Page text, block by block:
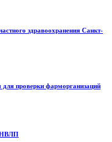
здравоохранения Санкт-
для проверки фарморганизаций